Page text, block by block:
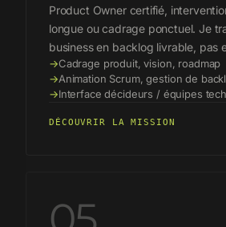
Product Owner certifié,
longue ou cadrage ponctuel. Je
business en backlog livrable, pas
→Cadrage produit, vision, roadmap
→Animation Scrum, gestion de
→Interface décideurs / équipes
DÉCOUVRIR LA MISSION